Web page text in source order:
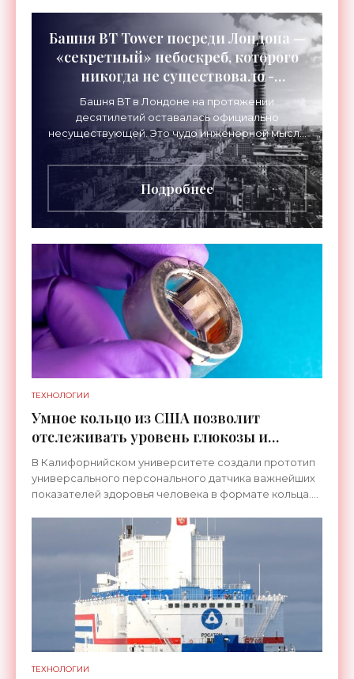
Башня BT Tower посреди Лондона —
«секретный» небоскреб, которого
никогда не существовало -
«Технологии»
Башня BT в Лондоне на протяжении
десятилетий оставалась официально
несуществующей. Это чудо инженерной мысли
высотой 189 метров привлекало тысячи
посетителей, знаменитостей и даже членов
Подробнее
ТЕХНОЛОГИИ
Умное кольцо из США позволит
отслеживать уровень глюкозы и
многих других веществ в крови -
«Технологии»
В Калифорнийском университете создали прототип
универсального персонального датчика важнейших
показателей здоровья человека в формате кольца.
ТЕХНОЛОГИИ